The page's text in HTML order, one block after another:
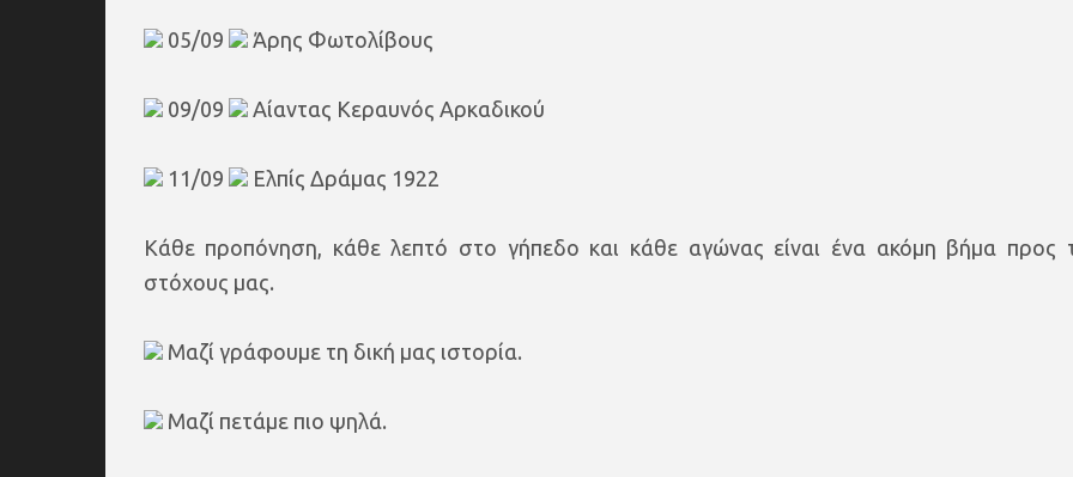
05/09 Άρης Φωτολίβους
09/09 Αίαντας Κεραυνός Αρκαδικού
11/09 Ελπίς Δράμας 1922
Κάθε προπόνηση, κάθε λεπτό στο γήπεδο και κάθε αγώνας είναι ένα ακόμη βήμα προς
στόχους μας.
Μαζί γράφουμε τη δική μας ιστορία.
Μαζί πετάμε πιο ψηλά.